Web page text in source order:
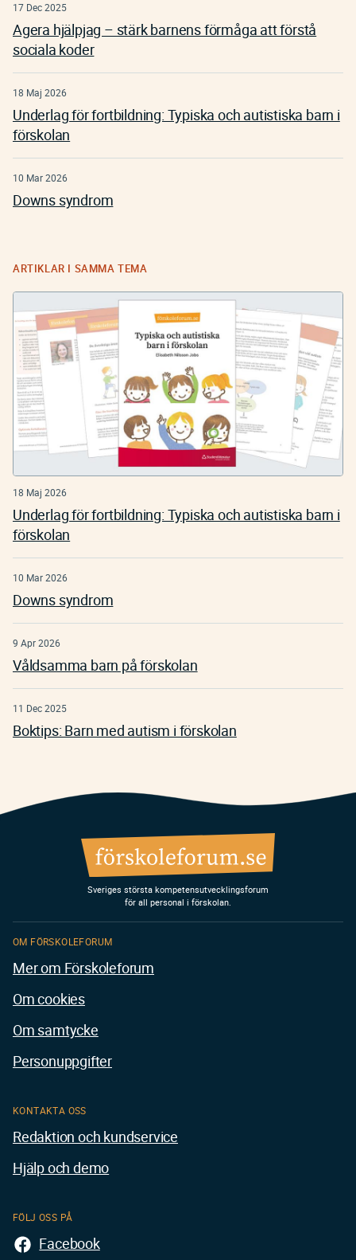
17 Dec 2025
Agera hjälpjag – stärk barnens förmåga att förstå
sociala koder
18 Maj 2026
Underlag för fortbildning: Typiska och autistiska barn i
förskolan
10 Mar 2026
Downs syndrom
ARTIKLAR I SAMMA TEMA
18 Maj 2026
Underlag för fortbildning: Typiska och autistiska barn i
förskolan
10 Mar 2026
Downs syndrom
9 Apr 2026
Våldsamma barn på förskolan
11 Dec 2025
Boktips: Barn med autism i förskolan
Sveriges största kompetensutvecklingsforum
för all personal i förskolan.
KONTAKTA OSS
Redaktion och kundservice
Hjälp och demo
FÖLJ OSS PÅ
Facebook
OM FÖRSKOLEFORUM
Mer om Förskoleforum
Om cookies
Om samtycke
Personuppgifter